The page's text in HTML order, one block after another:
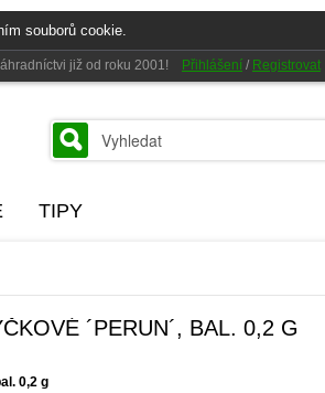
souborů cookie.
již od roku 2001! Přihlášení / Registrovat
TIPY
´PERUN´, BAL. 0,2 G
0,2 g